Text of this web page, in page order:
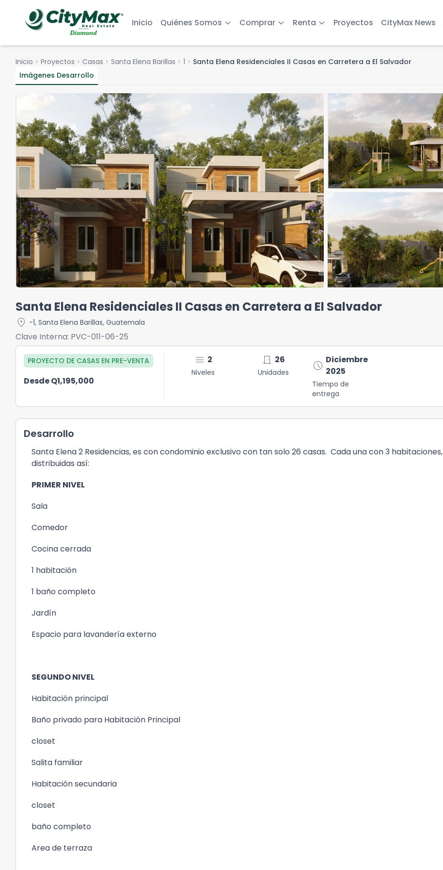
Inicio Quiénes Somos Comprar Renta Proyectos CityMax News
Inicio chevron_right Proyectos chevron_right Casas chevron_right Santa Elena Barillas chevron_right 1 chevron_right Santa Elena Residenciales II Casas en Carretera a El Salvador
Imágenes Desarrollo
Santa Elena Residenciales II Casas en Carretera a El Salvador
location_on -1, Santa Elena Barillas, Guatemala
Clave Interna: PVC-011-06-25
PROYECTO DE CASAS EN PRE-VENTA
Desde Q1,195,000
menu 2
Niveles
door_front 26
Unidades schedule Diciembre
2025
Tiempo de
entrega
Desarrollo
Santa Elena 2 Residencias, es con condominio exclusivo con tan solo 26 casas. Cada una con 3 habitaciones,
distribuidas así:
PRIMER NIVEL
Sala
Comedor
Cocina cerrada
1 habitación
1 baño completo
Jardín
Espacio para lavandería externo
SEGUNDO NIVEL
Habitación principal
Baño privado para Habitación Principal
closet
Salita familiar
Habitación secundaria
closet
baño completo
Area de terraza